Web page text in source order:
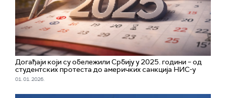
Догађаји који су обележили Србију у 2025. години – од
студентских протеста до америчких санкција НИС-у
01. 01. 2026.